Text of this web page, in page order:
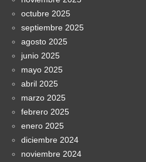
octubre 2025
septiembre 2025
agosto 2025
junio 2025
mayo 2025
abril 2025
marzo 2025
febrero 2025
enero 2025
diciembre 2024
noviembre 2024